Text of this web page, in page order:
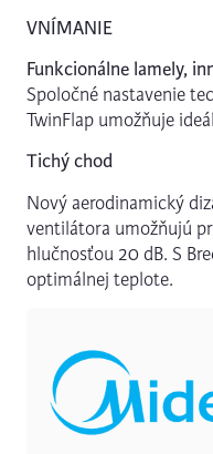
VNÍMANIE
Funkcionálne lamely,
Spoločné nastavenie
TwinFlap umožňuje
Tichý chod
Nový aerodinamický
ventilátora umožňujú
hlučnosťou 20 dB. S
optimálnej teplote.